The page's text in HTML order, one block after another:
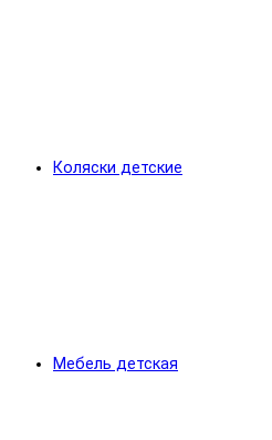
Коляски детские
Мебель детская